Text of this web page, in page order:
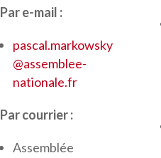
Par e-mail :
pascal.markowsky
@assemblee-
nationale.fr
Par courrier :
Assemblée